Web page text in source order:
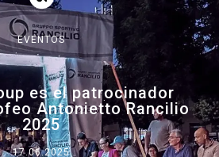
EVENTOS
es el patrocinador
Antonietto Rancilio
2025
17.06.2025